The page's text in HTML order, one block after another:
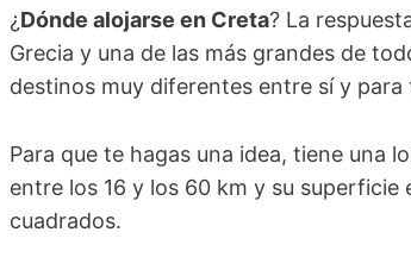
¿Dónde alojarse en Creta? La
Grecia y una de las más grandes de
destinos muy diferentes entre sí y para
Para que te hagas una idea, tiene una
entre los 16 y los 60 km y su
cuadrados.